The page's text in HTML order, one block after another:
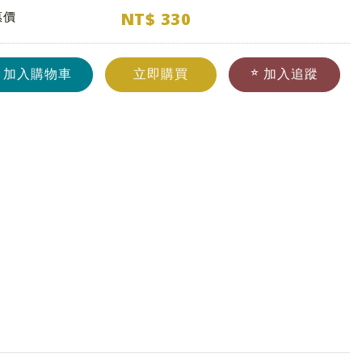
價 NT$ 330
加入購物車 立即購買 加入追蹤